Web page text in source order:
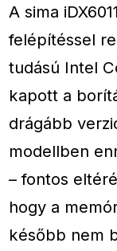
A sima
felépítéssel
tudású Intel
kapott a
drágább
modellben
– fontos
hogy a
később nem